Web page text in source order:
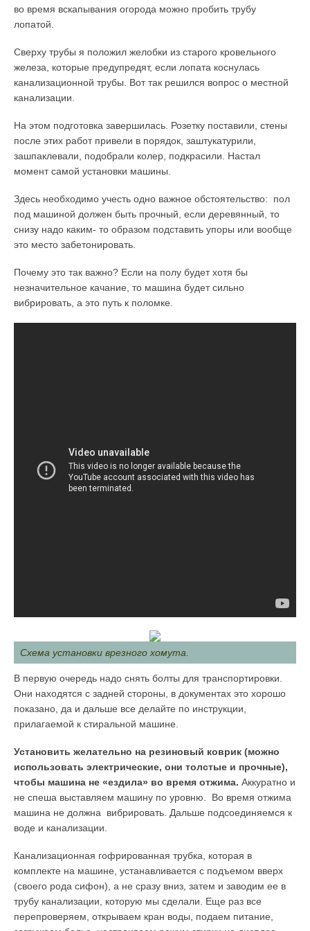
во время вскапывания огорода можно пробить трубу
лопатой.
Сверху трубы я положил желобки из старого кровельного
железа, которые предупредят, если лопата коснулась
канализационной трубы. Вот так решился вопрос о местной
канализации.
На этом подготовка завершилась. Розетку поставили, стены
после этих работ привели в порядок, заштукатурили,
зашпаклевали, подобрали колер, подкрасили. Настал
момент самой установки машины.
Здесь необходимо учесть одно важное обстоятельство: пол
под машиной должен быть прочный, если деревянный, то
снизу надо каким- то образом подставить упоры или вообще
это место забетонировать.
Почему это так важно? Если на полу будет хотя бы
незначительное качание, то машина будет сильно
вибрировать, а это путь к поломке.
Схема установки врезного хомута.
В первую очередь надо снять болты для транспортировки.
Они находятся с задней стороны, в документах это хорошо
показано, да и дальше все делайте по инструкции,
прилагаемой к стиральной машине.
Установить желательно на резиновый коврик (можно
использовать электрические, они толстые и прочные),
чтобы машина не «ездила» во время отжима. Аккуратно и
не спеша выставляем машину по уровню. Во время отжима
машина не должна вибрировать. Дальше подсоединяемся к
воде и канализации.
Канализационная гофрированная трубка, которая в
комплекте на машине, устанавливается с подъемом вверх
(своего рода сифон), а не сразу вниз, затем и заводим ее в
трубу канализации, которую мы сделали. Еще раз все
перепроверяем, открываем кран воды, подаем питание,